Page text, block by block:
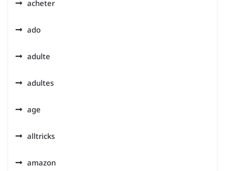
acheter
ado
adulte
adultes
age
alltricks
amazon